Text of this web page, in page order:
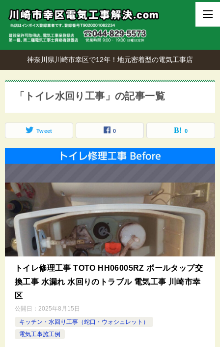
神奈川県川崎市幸区で12年！地元密着型の電気工事店
「トイレ水回り工事」の記事一覧
Tweet 0 0
トイレ修理工事 TOTO HH06005RZ ボールタップ交
換工事 水漏れ 水回りのトラブル 電気工事 川崎市幸
区
公開日： 2025年8月15日
キッチン・水回り工事（蛇口・ウォシュレット）
電気工事施工例